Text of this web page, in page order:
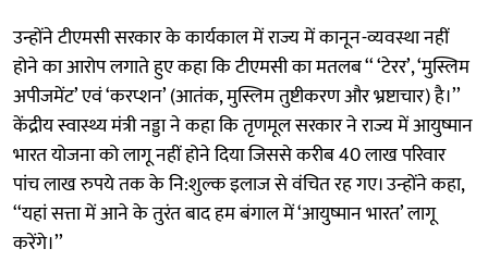
उन्होंने टीएमसी सरकार के कार्यकाल में राज्य में कानून-व्यवस्था नहीं
होने का आरोप लगाते हुए कहा कि टीएमसी का मतलब ‘‘ ‘टेरर’, ‘मुस्लिम
अपीजमेंट’ एवं ‘करप्शन’ (आतंक, मुस्लिम तुष्टीकरण और भ्रष्टाचार) है।’’
केंद्रीय स्वास्थ्य मंत्री नड्डा ने कहा कि तृणमूल सरकार ने राज्य में आयुष्मान
भारत योजना को लागू नहीं होने दिया जिससे करीब 40 लाख परिवार
पांच लाख रुपये तक के नि:शुल्क इलाज से वंचित रह गए। उन्होंने कहा,
‘‘यहां सत्ता में आने के तुरंत बाद हम बंगाल में ‘आयुष्मान भारत’ लागू
करेंगे।’’